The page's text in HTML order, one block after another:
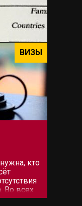
ВИЗЫ
кто
Во всех
Что